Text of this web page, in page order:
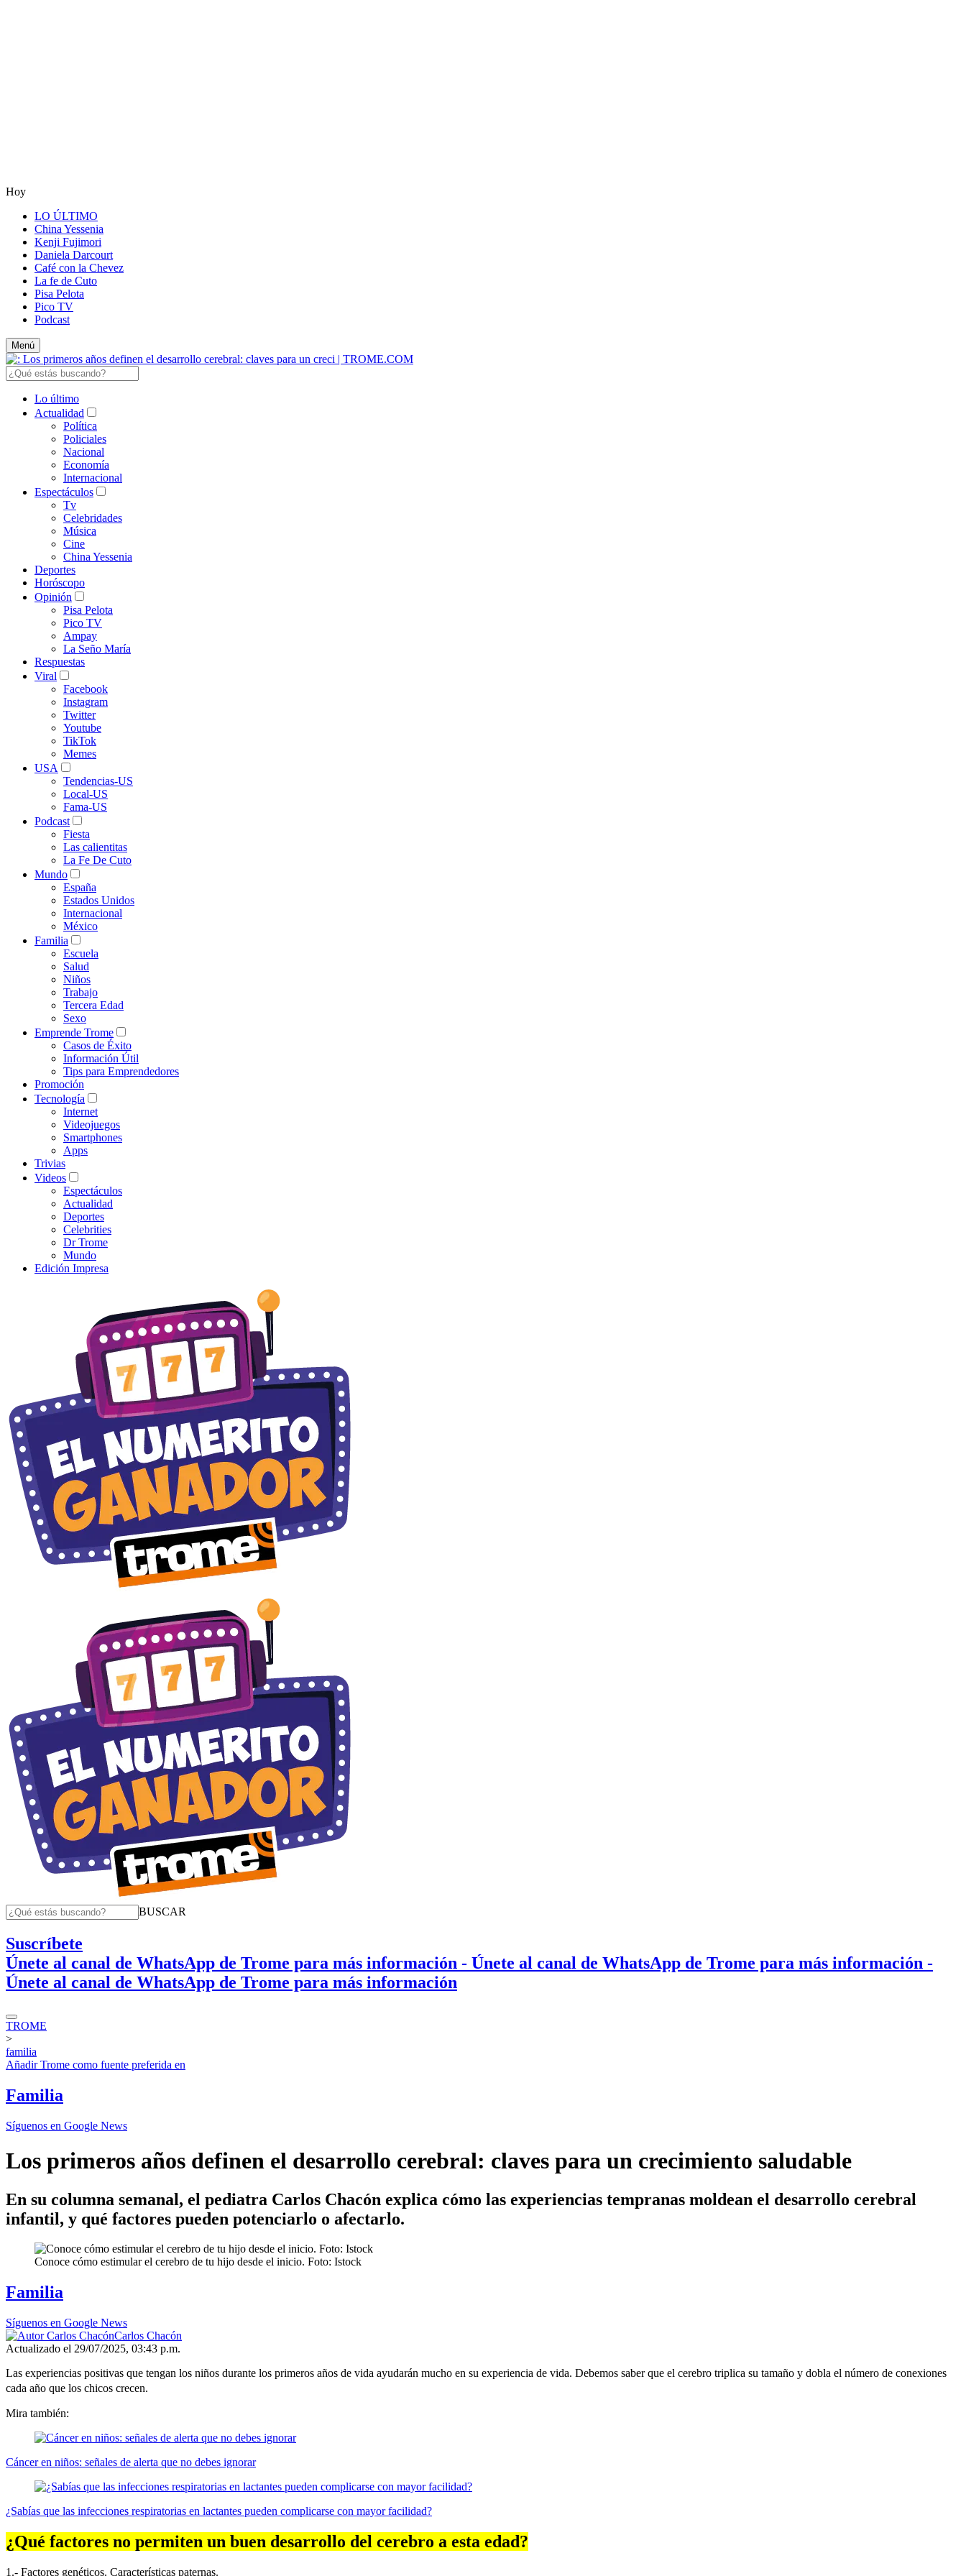
Hoy
LO ÚLTIMO
China Yessenia
Kenji Fujimori
Daniela Darcourt
Café con la Chevez
La fe de Cuto
Pisa Pelota
Pico TV
Podcast
Menú
Lo último
Actualidad
Política
Policiales
Nacional
Economía
Internacional
Espectáculos
Tv
Celebridades
Música
Cine
China Yessenia
Deportes
Horóscopo
Opinión
Pisa Pelota
Pico TV
Ampay
La Seño María
Respuestas
Viral
Facebook
Instagram
Twitter
Youtube
TikTok
Memes
USA
Tendencias-US
Local-US
Fama-US
Podcast
Fiesta
Las calientitas
La Fe De Cuto
Mundo
España
Estados Unidos
Internacional
México
Familia
Escuela
Salud
Niños
Trabajo
Tercera Edad
Sexo
Emprende Trome
Casos de Éxito
Información Útil
Tips para Emprendedores
Promoción
Tecnología
Internet
Videojuegos
Smartphones
Apps
Trivias
Videos
Espectáculos
Actualidad
Deportes
Celebrities
Dr Trome
Mundo
Edición Impresa
BUSCAR
Suscríbete
Únete al canal de WhatsApp de Trome para más información - Únete al canal de WhatsApp de Trome para más información -
Únete al canal de WhatsApp de Trome para más información
TROME
>
familia
AñadirTrome como fuente preferida en
Familia
Síguenos en Google News
Los primeros años definen el desarrollo cerebral: claves para un crecimiento saludable
En su columna semanal, el pediatra Carlos Chacón explica cómo las experiencias tempranas moldean el desarrollo cerebral
infantil, y qué factores pueden potenciarlo o afectarlo.
Conoce cómo estimular el cerebro de tu hijo desde el inicio. Foto: Istock
Familia
Síguenos en Google News
Carlos Chacón
Actualizado el 29/07/2025, 03:43 p.m.
Las experiencias positivas que tengan los niños durante los primeros años de vida ayudarán mucho en su experiencia de vida. Debemos saber que el cerebro triplica su tamaño y dobla el número de conexiones
cada año que los chicos crecen.
Mira también:
Cáncer en niños: señales de alerta que no debes ignorar
¿Sabías que las infecciones respiratorias en lactantes pueden complicarse con mayor facilidad?
¿Qué factores no permiten un buen desarrollo del cerebro a esta edad?
1.- Factores genéticos. Características paternas.